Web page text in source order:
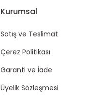
Kurumsal
Satış ve Teslimat
Çerez Politikası
Garanti ve İade
Üyelik Sözleşmesi